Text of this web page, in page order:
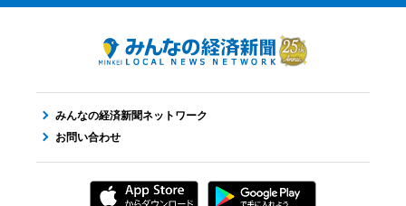
みんなの経済新聞ネットワーク
お問い合わせ